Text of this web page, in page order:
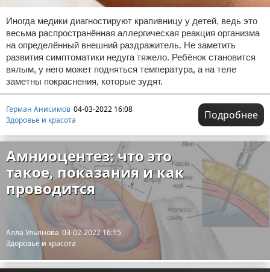
Иногда медики диагностируют крапивницу у детей, ведь это
весьма распространённая аллергическая реакция организма
на определённый внешний раздражитель. Не заметить
развития симптоматики недуга тяжело. Ребёнок становится
вялым, у него может подняться температура, а на теле
заметны покраснения, которые зудят.
Герман Анисимов 04-03-2022 16:08
Здоровье и красота
Подробнее
Амниоцентез: что это
такое, показания и как
проводится
Алла Ульянова 03-02-2022 16:15
Здоровье и красота